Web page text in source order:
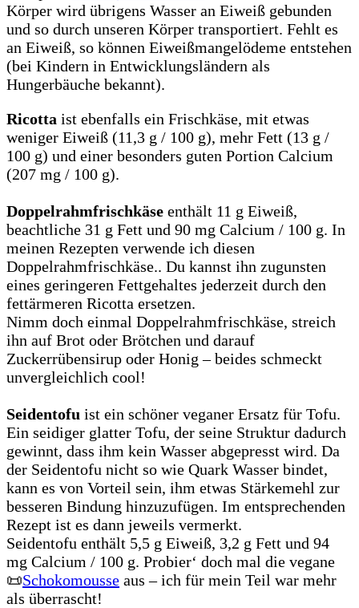
Körper wird übrigens Wasser an Eiweiß gebunden
und so durch unseren Körper transportiert. Fehlt es
an Eiweiß, so können Eiweißmangelödeme entstehen
(bei Kindern in Entwicklungsländern als
Hungerbäuche bekannt).
Ricotta ist ebenfalls ein Frischkäse, mit etwas
weniger Eiweiß (11,3 g / 100 g), mehr Fett (13 g /
100 g) und einer besonders guten Portion Calcium
(207 mg / 100 g).
Doppelrahmfrischkäse enthält 11 g Eiweiß,
beachtliche 31 g Fett und 90 mg Calcium / 100 g. In
meinen Rezepten verwende ich diesen
Doppelrahmfrischkäse.. Du kannst ihn zugunsten
eines geringeren Fettgehaltes jederzeit durch den
fettärmeren Ricotta ersetzen.
Nimm doch einmal Doppelrahmfrischkäse, streich
ihn auf Brot oder Brötchen und darauf
Zuckerrübensirup oder Honig – beides schmeckt
unvergleichlich cool!
Seidentofu ist ein schöner veganer Ersatz für Tofu.
Ein seidiger glatter Tofu, der seine Struktur dadurch
gewinnt, dass ihm kein Wasser abgepresst wird. Da
der Seidentofu nicht so wie Quark Wasser bindet,
kann es von Vorteil sein, ihm etwas Stärkemehl zur
besseren Bindung hinzuzufügen. Im entsprechenden
Rezept ist es dann jeweils vermerkt.
Seidentofu enthält 5,5 g Eiweiß, 3,2 g Fett und 94
mg Calcium / 100 g. Probier‘ doch mal die vegane
📜Schokomousse aus – ich für mein Teil war mehr
als überrascht!